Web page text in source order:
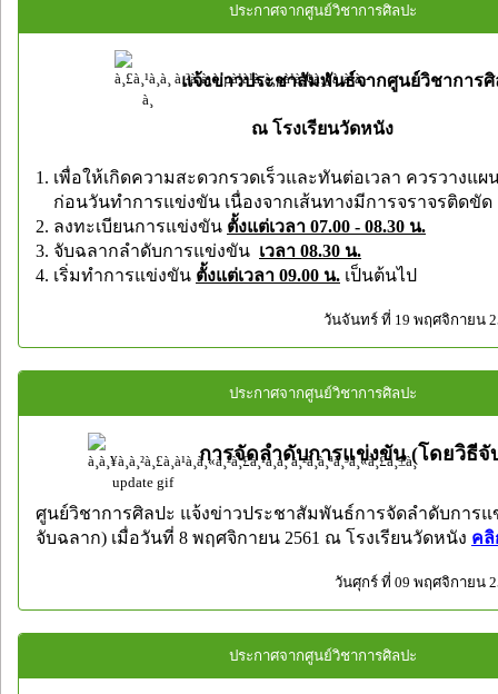
ประกาศจากศูนย์วิชาการศิลปะ
แจ้งข่าวประชาสัมพันธ์จากศูนย์วิชาการ
ณ โรงเรียนวัดหนัง
1. เพื่อให้เกิดความสะดวกรวดเร็วและทันต่อเวลา ควรวางแผ
ก่อนวันทำการแข่งขัน เนื่องจากเส้นทางมีการจราจรติดขัด
2. ลงทะเบียนการแข่งขัน ตั้งแต่เวลา 07.00 - 08.30 น.
3. จับฉลากลำดับการแข่งขัน เวลา 08.30 น.
4. เริ่มทำการแข่งขัน ตั้งแต่เวลา 09.00 น. เป็นต้นไป
วันจันทร์ ที่ 19 พฤศจิกายน
ประกาศจากศูนย์วิชาการศิลปะ
การจัดลำดับการแข่งขัน (โดยวิธีจั
ศูนย์วิชาการศิลปะ แจ้งข่าวประชาสัมพันธ์การจัดลำดับการแ
จับฉลาก) เมื่อวันที่ 8 พฤศจิกายน 2561 ณ โรงเรียนวัดหนัง ค
วันศุกร์ ที่ 09 พฤศจิกายน
ประกาศจากศูนย์วิชาการศิลปะ